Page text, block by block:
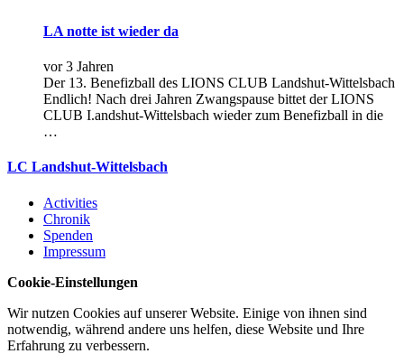
LA notte ist wieder da
vor 3 Jahren
Der 13. Benefizball des LIONS CLUB Landshut-Wittelsbach
Endlich! Nach drei Jahren Zwangspause bittet der LIONS
CLUB I.andshut-Wittelsbach wieder zum Benefizball in die
…
LC Landshut-Wittelsbach
Activities
Chronik
Spenden
Impressum
Cookie-Einstel­lungen
Wir nutzen Cookies auf unserer Website. Einige von ihnen sind
notwendig, während andere uns helfen, diese Website und Ihre
Erfahrung zu verbessern.